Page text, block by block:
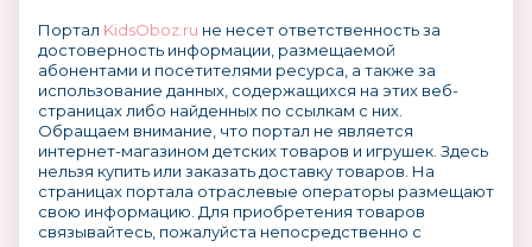
Портал KidsOboz.ru не несет ответственность за
достоверность информации, размещаемой
абонентами и посетителями ресурса, а также за
использование данных, содержащихся на этих веб-
страницах либо найденных по ссылкам с них.
Обращаем внимание, что портал не является
интернет-магазином детских товаров и игрушек. Здесь
нельзя купить или заказать доставку товаров. На
страницах портала отраслевые операторы размещают
свою информацию. Для приобретения товаров
связывайтесь, пожалуйста непосредственно с